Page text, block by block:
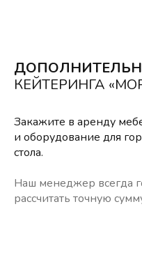
КЕЙТЕРИНГА
Закажите в аренду
и оборудование для
стола.
Наш менеджер всегда
рассчитать точную